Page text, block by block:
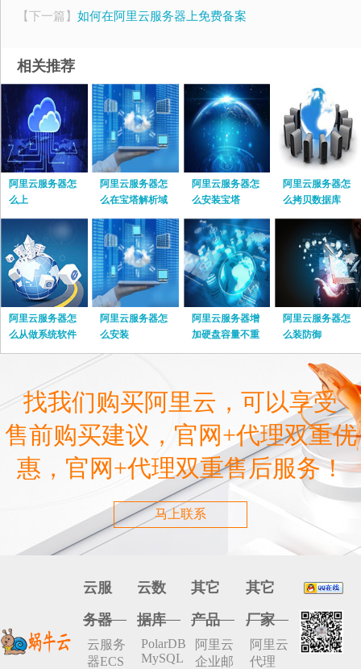
【下一篇】 如何在阿里云服务器上免费备案
相关推荐
阿里云服务器怎
么上
阿里云服务器怎
么在宝塔解析域
名
阿里云服务器怎
么安装宝塔
阿里云服务器怎
么拷贝数据库
阿里云服务器怎
么从做系统软件
阿里云服务器怎
么安装
阿里云服务器增
加硬盘容量不重
启
阿里云服务器怎
么装防御
找我们购买阿里云，可以享受
售前购买建议，官网+代理双重优
惠，官网+代理双重售后服务！
马上联系
云服
务器
云服务
器ECS
云数
据库
PolarDB
MySQL
其它
产品
阿里云
企业邮
其它
厂家
阿里云
代理